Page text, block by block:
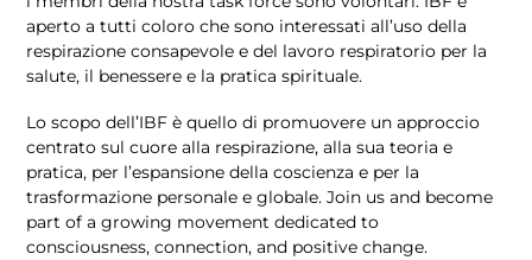
aperto a tutti coloro che sono interessati all’uso della
respirazione consapevole e del lavoro respiratorio per la
salute, il benessere e la pratica spirituale.
Lo scopo dell’IBF è quello di promuovere un approccio
centrato sul cuore alla respirazione, alla sua teoria e
pratica, per l’espansione della coscienza e per la
trasformazione personale e globale. Join us and become
part of a growing movement dedicated to
consciousness, connection, and positive change.